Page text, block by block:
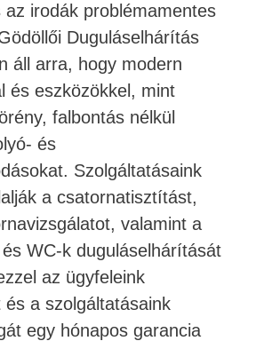
az irodák problémamentes
Duguláselhárítás
áll arra, hogy modern
és eszközökkel, mint
falbontás nélkül
és
Szolgáltatásaink
a csatornatisztítást,
valamint a
WC-k duguláselhárítását
az ügyfeleink
a szolgáltatásaink
egy hónapos garancia